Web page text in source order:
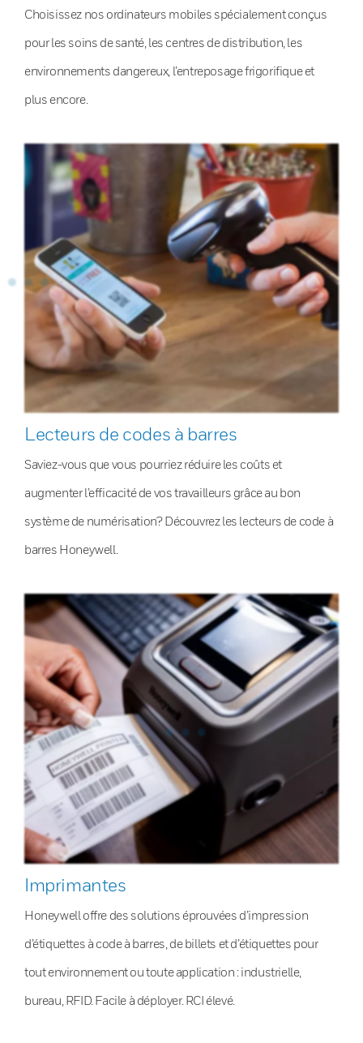
Choisissez nos ordinateurs mobiles spécialement conçus
pour les soins de santé, les centres de distribution, les
environnements dangereux, l’entreposage frigorifique et
plus encore.
Lecteurs de codes à barres
Saviez-vous que vous pourriez réduire les coûts et
augmenter l’efficacité de vos travailleurs grâce au bon
système de numérisation? Découvrez les lecteurs de code à
barres Honeywell.
Imprimantes
Honeywell offre des solutions éprouvées d’impression
d’étiquettes à code à barres, de billets et d’étiquettes pour
tout environnement ou toute application : industrielle,
bureau, RFID. Facile à déployer. RCI élevé.